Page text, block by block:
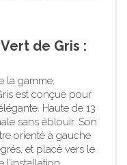
de Gris :
la gamme,
est conçue pour
Haute de 13
sans éblouir. Son
orienté à gauche
et placé vers le